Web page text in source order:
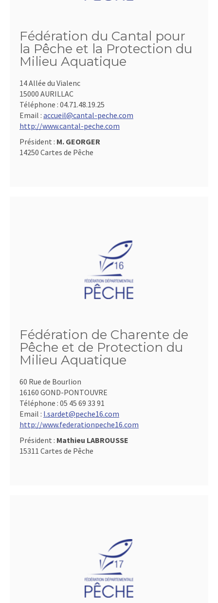
Fédération du Cantal pour
la Pêche et la Protection du
Milieu Aquatique
14 Allée du Vialenc
15000 AURILLAC
Téléphone : 04.71.48.19.25
Email : accueil@cantal-peche.com
http://www.cantal-peche.com
Président : M. GEORGER
14250 Cartes de Pêche
Fédération de Charente de
Pêche et de Protection du
Milieu Aquatique
60 Rue de Bourlion
16160 GOND-PONTOUVRE
Téléphone : 05 45 69 33 91
Email : l.sardet@peche16.com
http://www.federationpeche16.com
Président : Mathieu LABROUSSE
15311 Cartes de Pêche